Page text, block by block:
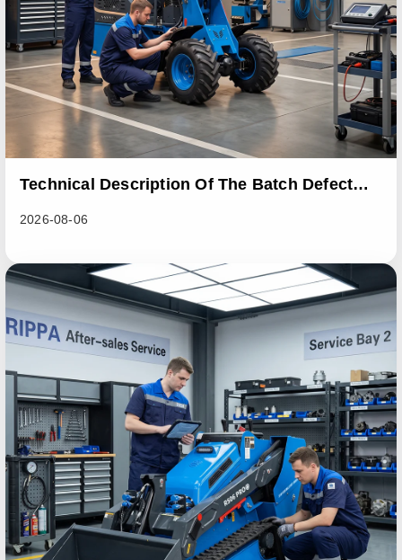
Technical Description Of The Batch Defect
2026-08-06